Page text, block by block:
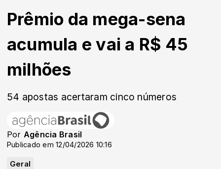
Prêmio da mega-sena
acumula e vai a R$ 45
milhões
54 apostas acertaram cinco números
Por Agência Brasil
Publicado em 12/04/2026 10:16
Geral